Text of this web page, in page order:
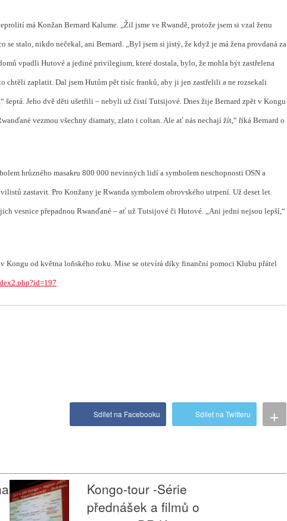
má Konžan Bernard Kalume. „Žil jsme ve Rwandě, protože jsem si vzal ženu
se stalo, nikdo nečekal, ani Bernard. „Byl jsem si jistý, že když je má žena provdaná za
vpadli Hutové a jediné privilegium, které dostala, bylo, že mohla být zastřelena
chtěli zaplatit. Dal jsem Hutům pět tisíc franků, aby ji jen zastřelili a ne rozsekali
šeptá. Jeho dvě děti ušetřili – nebyli už čistí Tutsijové. Dnes žije Bernard zpět v Kongu
vezmou všechny diamaty, zlato i coltan. Ale ať nás nechají žít,“ říká Bernard o
hrůzného masakru 800 000 nevinných lidí a symbolem neschopnosti OSN a
zastavit. Pro Konžany je Rwanda symbolem obrovského utrpení. Už deset let
vesnice přepadnou Rwanďané – ať už Tutsijové či Hutové. „Ani jedni nejsou lepší,“
Kongu od května loňského roku. Mise se otevírá díky finanční pomoci Klubu přátel
+
Sdílet na Twitteru
Sdílet na Facebooku
Kongo-tour -Série
přednášek a filmů o